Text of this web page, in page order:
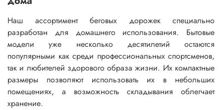
Наш ассортимент беговых дорожек специально
разработан для домашнего использования. Бытовые
модели уже несколько десятилетий остаются
популярными как среди профессиональных спортсменов,
так и любителей здорового образа жизни. Их компактные
размеры позволяют использовать их в небольших
помещениях, а возможность складывания облегчает
хранение.